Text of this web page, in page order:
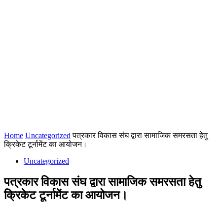
Home Uncategorized पत्रकार विकास संघ द्वारा सामाजिक समरसता हेतु
क्रिकेट टूर्नामेंट का आयोजन।
Uncategorized
पत्रकार विकास संघ द्वारा सामाजिक समरसता हेतु
क्रिकेट टूर्नामेंट का आयोजन।